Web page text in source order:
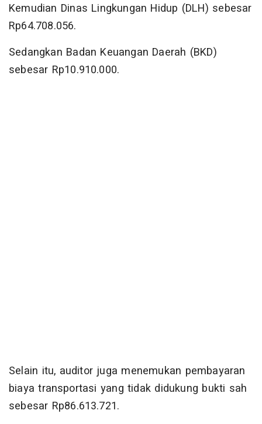
Kemudian Dinas Lingkungan Hidup (DLH) sebesar
Rp64.708.056.
Sedangkan Badan Keuangan Daerah (BKD)
sebesar Rp10.910.000.
Selain itu, auditor juga menemukan pembayaran
biaya transportasi yang tidak didukung bukti sah
sebesar Rp86.613.721.